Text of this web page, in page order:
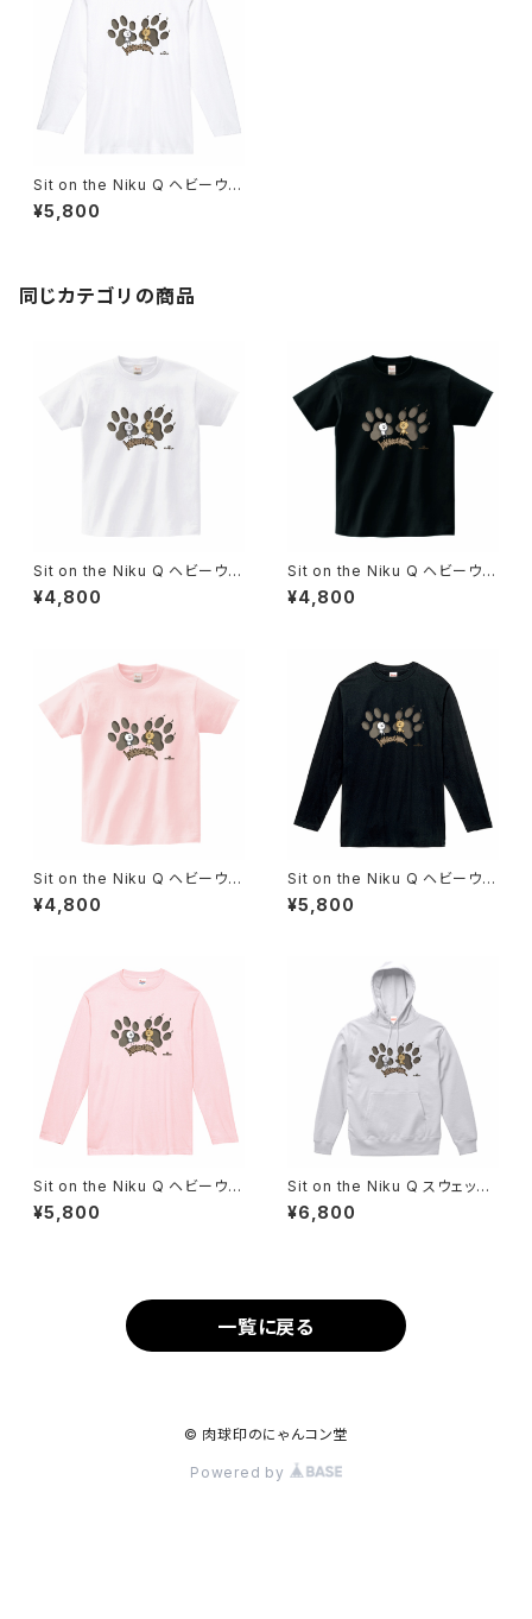
Sit on the Niku Q ヘビーウェ
イトロングTシャツ
¥5,800
同じカテゴリの商品
Sit on the Niku Q ヘビーウェ
イトTシャツ
¥4,800
Sit on the Niku Q ヘビーウェ
イトTシャツ
¥4,800
Sit on the Niku Q ヘビーウェ
イトTシャツ
¥4,800
Sit on the Niku Q ヘビーウェ
イトロングTシャツ
¥5,800
Sit on the Niku Q ヘビーウェ
イトロングTシャツ
¥5,800
Sit on the Niku Q スウェット
プルオーバーパーカー
¥6,800
一覧に戻る
© 肉球印のにゃんコン堂
Powered by